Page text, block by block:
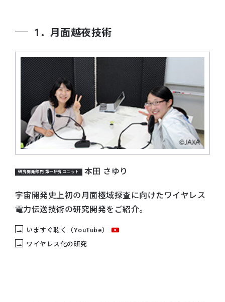
1．月面越夜技術
研究開発部門 第一研究ユニット 本田 さゆり
宇宙開発史上初の月面極域探査に向けたワイヤレス
電力伝送技術の研究開発をご紹介。
いますぐ聴く（YouTube）
ワイヤレス化の研究